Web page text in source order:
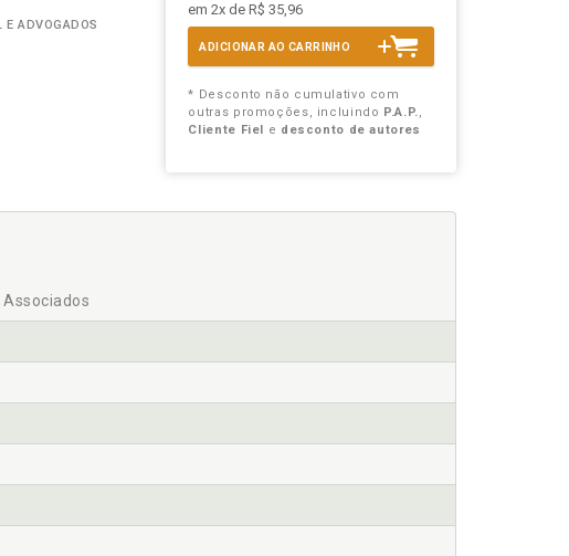
ADVOGADOS
em 2x de R$ 35,96
ADICIONAR AO CARRINHO
* Desconto não cumulativo com
outras promoções, incluindo P.A.P.,
Cliente Fiel e desconto de autores